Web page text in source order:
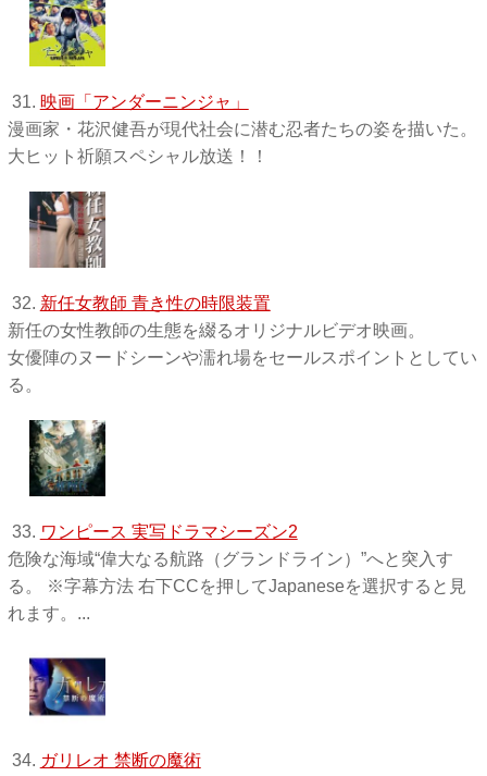
31. 映画「アンダーニンジャ」
漫画家・花沢健吾が現代社会に潜む忍者たちの姿を描いた。
大ヒット祈願スペシャル放送！！
32. 新任女教師 青き性の時限装置
新任の女性教師の生態を綴るオリジナルビデオ映画。
女優陣のヌードシーンや濡れ場をセールスポイントとしてい
る。
33. ワンピース 実写ドラマシーズン2
危険な海域“偉大なる航路（グランドライン）”へと突入す
る。 ※字幕方法 右下CCを押してJapaneseを選択すると見
れます。...
34. ガリレオ 禁断の魔術